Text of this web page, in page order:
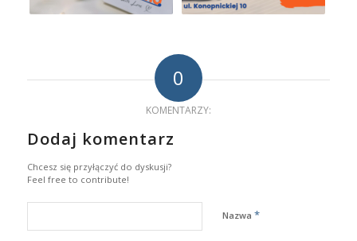
0
KOMENTARZY:
Dodaj komentarz
Chcesz się przyłączyć do dyskusji?
Feel free to contribute!
Nazwa *